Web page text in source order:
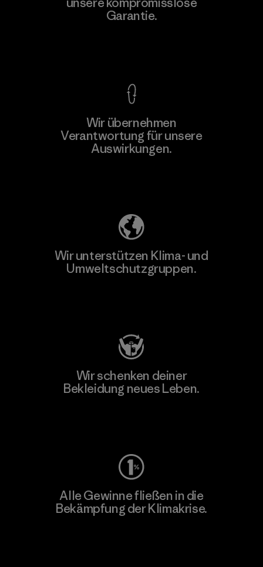
Garantie.
Wir übernehmen
Verantwortung für unsere
Auswirkungen.
Wir unterstützen Klima- und
Umweltschutzgruppen.
Wir schenken deiner
Bekleidung neues Leben.
Alle Gewinne fließen in die
Bekämpfung der Klimakrise.